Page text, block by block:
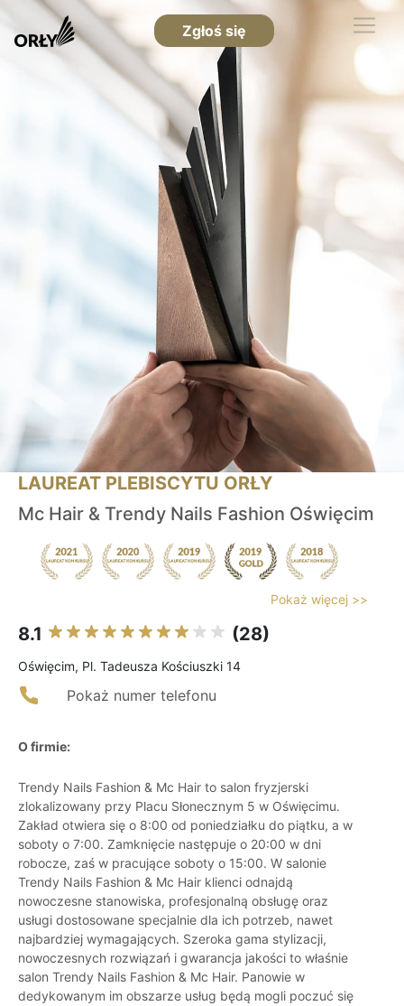
Zgłoś się
LAUREAT PLEBISCYTU ORŁY
Mc Hair & Trendy Nails Fashion Oświęcim
Pokaż więcej >>
8.1 (28)
Oświęcim, Pl. Tadeusza Kościuszki 14
Pokaż numer telefonu
O firmie:
Trendy Nails Fashion & Mc Hair to salon fryzjerski
zlokalizowany przy Placu Słonecznym 5 w Oświęcimu.
Zakład otwiera się o 8:00 od poniedziałku do piątku, a w
soboty o 7:00. Zamknięcie następuje o 20:00 w dni
robocze, zaś w pracujące soboty o 15:00. W salonie
Trendy Nails Fashion & Mc Hair klienci odnajdą
nowoczesne stanowiska, profesjonalną obsługę oraz
usługi dostosowane specjalnie dla ich potrzeb, nawet
najbardziej wymagających. Szeroka gama stylizacji,
nowoczesnych rozwiązań i gwarancja jakości to właśnie
salon Trendy Nails Fashion & Mc Hair. Panowie w
dedykowanym im obszarze usług będą mogli poczuć się